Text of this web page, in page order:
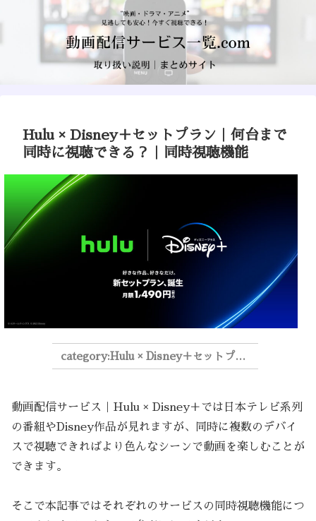
Hulu × Disney＋セットプラン｜何台まで
同時に視聴できる？｜同時視聴機能
Hulu × Disney＋セットプラン
動画配信サービス｜Hulu × Disney＋では日本テレビ系列
の番組やDisney作品が見れますが、同時に複数のデバイ
スで視聴できればより色んなシーンで動画を楽しむことが
できます。
そこで本記事ではそれぞれのサービスの同時視聴機能につ